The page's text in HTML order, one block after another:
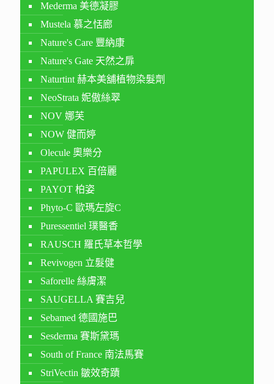
Mederma 美德凝膠
Mustela 慕之恬廊
Nature's Care 豐納康
Nature's Gate 天然之扉
Naturtint 赫本美舖植物染髮劑
NeoStrata 妮傲絲翠
NOV 娜芙
NOW 健而婷
Olecule 奧樂分
PAPULEX 百倍麗
PAYOT 柏姿
Phyto-C 歐瑪左旋C
Puressentiel 璞醫香
RAUSCH 羅氏草本哲學
Revivogen 立髮健
Saforelle 絲膚潔
SAUGELLA 賽吉兒
Sebamed 德國施巴
Sesderma 賽斯黛瑪
South of France 南法馬賽
StriVectin 皺效奇蹟